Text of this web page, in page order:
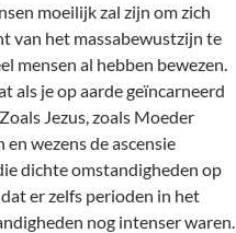
moeilijk zal zijn om zich
van het massabewustzijn te
mensen al hebben bewezen.
als je op aarde geïncarneerd
Jezus, zoals Moeder
wezens de ascensie
dichte omstandigheden op
er zelfs perioden in het
nog intenser waren.